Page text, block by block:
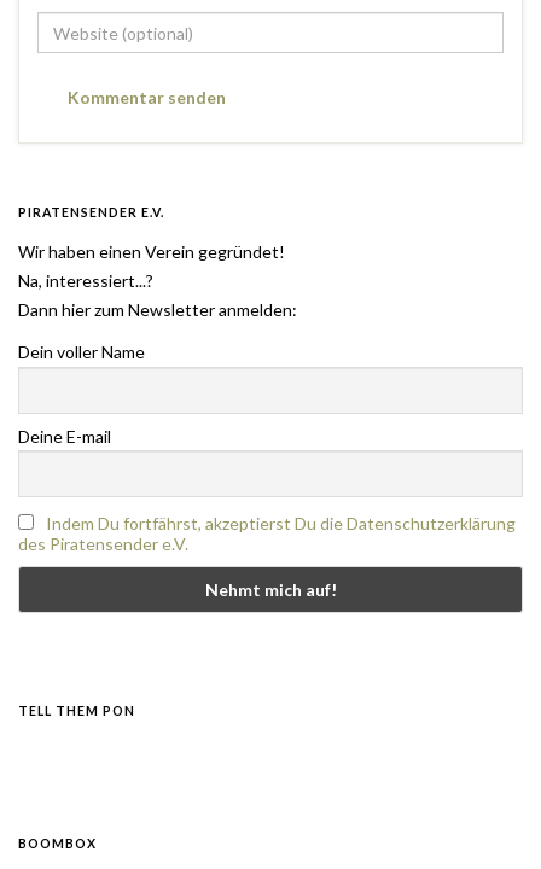
PIRATENSENDER E.V.
Wir haben einen Verein gegründet!
Na, interessiert...?
Dann hier zum Newsletter anmelden:
Dein voller Name
Deine E-mail
Indem Du fortfährst, akzeptierst Du die Datenschutzerklärung
des Piratensender e.V.
TELL THEM PON
BOOMBOX